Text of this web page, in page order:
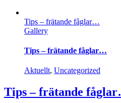
Tips – frätande fåglar…
Gallery
Tips – frätande fåglar…
Aktuellt, Uncategorized
Tips – frätande